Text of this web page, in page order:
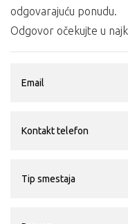
odgovarajuću ponudu.
Odgovor očekujte u